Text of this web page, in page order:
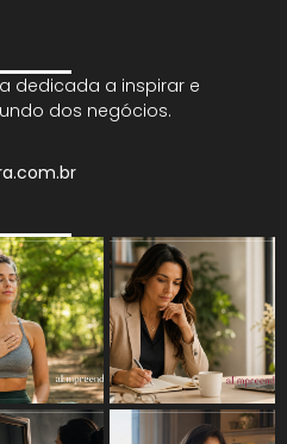
dedicada a inspirar e
dos negócios.